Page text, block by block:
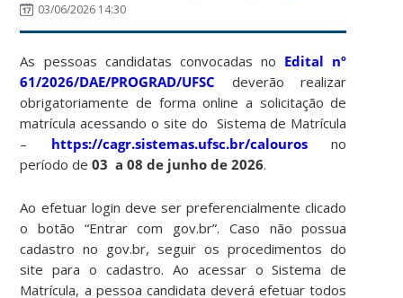
03/06/2026 14:30
As pessoas candidatas convocadas no Edital nº
61/2026/DAE/PROGRAD/UFSC deverão realizar
obrigatoriamente de forma online a solicitação de
matrícula acessando o site do Sistema de Matrícula
– https://cagr.sistemas.ufsc.br/calourosno
período de03 a 08 de junho de 2026.
Ao efetuar login deve ser preferencialmente clicado
o botão “Entrar com gov.br”. Caso não possua
cadastro no gov.br, seguir os procedimentos do
site para o cadastro. Ao acessar o Sistema de
Matrícula, a pessoa candidata deverá efetuar todos